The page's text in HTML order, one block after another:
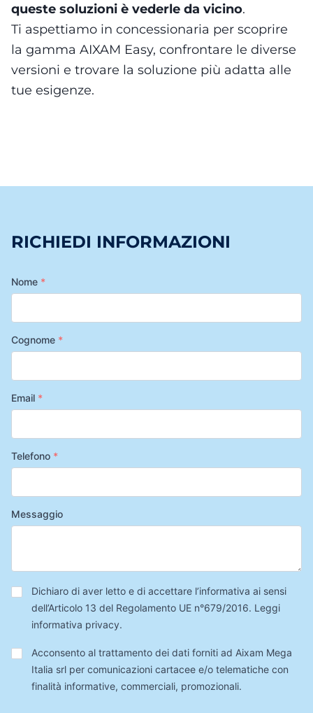
queste soluzioni è vederle da vicino.
Ti aspettiamo in concessionaria per scoprire
la gamma AIXAM Easy, confrontare le diverse
versioni e trovare la soluzione più adatta alle
tue esigenze.
RICHIEDI INFORMAZIONI
Nome *
Cognome *
Email *
Telefono *
Messaggio
Privacy*
Dichiaro di aver letto e di accettare l’informativa ai sensi
dell’Articolo 13 del Regolamento UE n°679/2016. Leggi
informativa privacy.
Trattamento
Dati
Acconsento al trattamento dei dati forniti ad Aixam Mega
Italia srl per comunicazioni cartacee e/o telematiche con
finalità informative, commerciali, promozionali.